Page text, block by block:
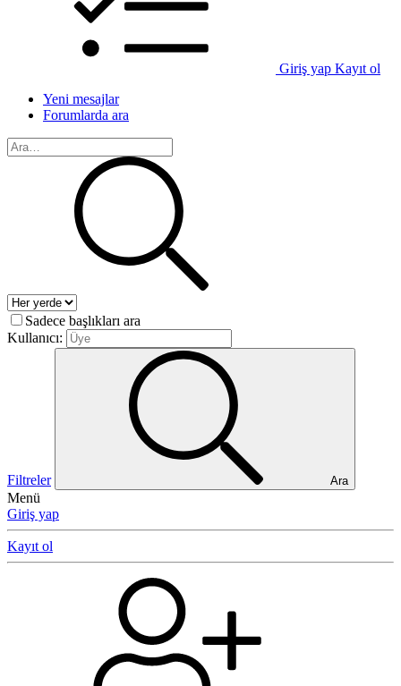
Giriş yap Kayıt ol
Yeni mesajlar
Forumlarda ara
Sadece başlıkları ara
Kullanıcı:
Filtreler Ara
Menü
Giriş yap
Kayıt ol